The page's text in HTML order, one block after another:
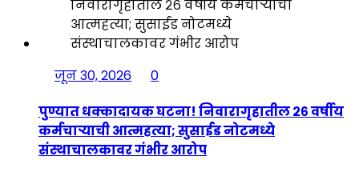
जून 30, 2026
0
पुण्यात धक्कादायक घटना! निवारागृहातील २६ वर्षीय
कर्मचाऱ्याची आत्महत्या; सुसाईड नोटमध्ये
संस्थाचालकावर गंभीर आरोप